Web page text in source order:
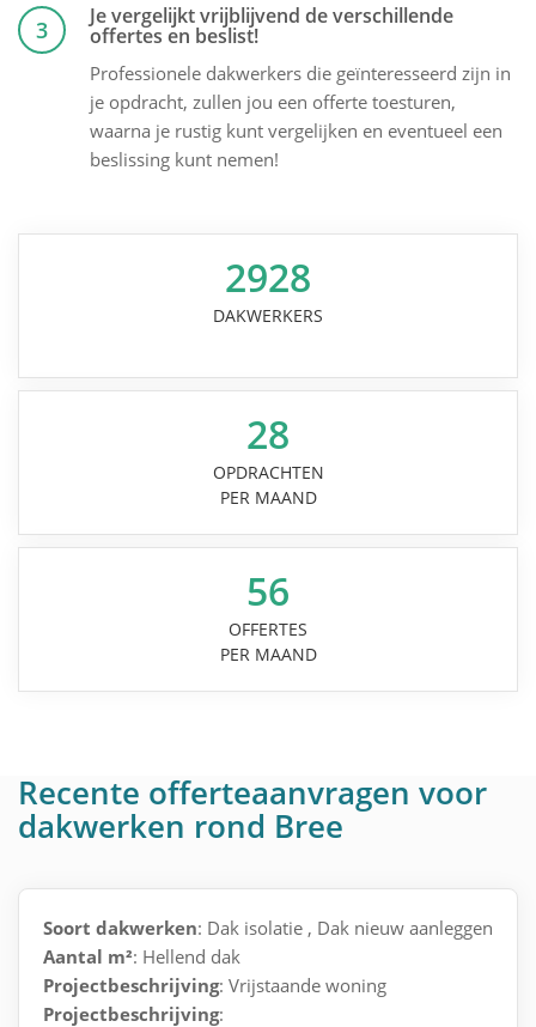
3 Je vergelijkt vrijblijvend de verschillende
offertes en beslist!
Professionele dakwerkers die geïnteresseerd zijn in
je opdracht, zullen jou een offerte toesturen,
waarna je rustig kunt vergelijken en eventueel een
beslissing kunt nemen!
2928
DAKWERKERS
28
OPDRACHTEN
PER MAAND
56
OFFERTES
PER MAAND
Recente offerteaanvragen voor
dakwerken rond Bree
Soort dakwerken: Dak isolatie , Dak nieuw aanleggen
Aantal m²: Hellend dak
Projectbeschrijving: Vrijstaande woning
Projectbeschrijving: